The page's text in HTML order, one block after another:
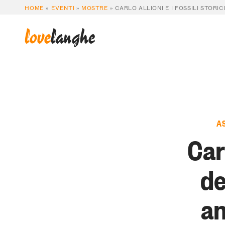
HOME » EVENTI » MOSTRE »CARLO ALLIONI E I FOSSILI
lovelanghe